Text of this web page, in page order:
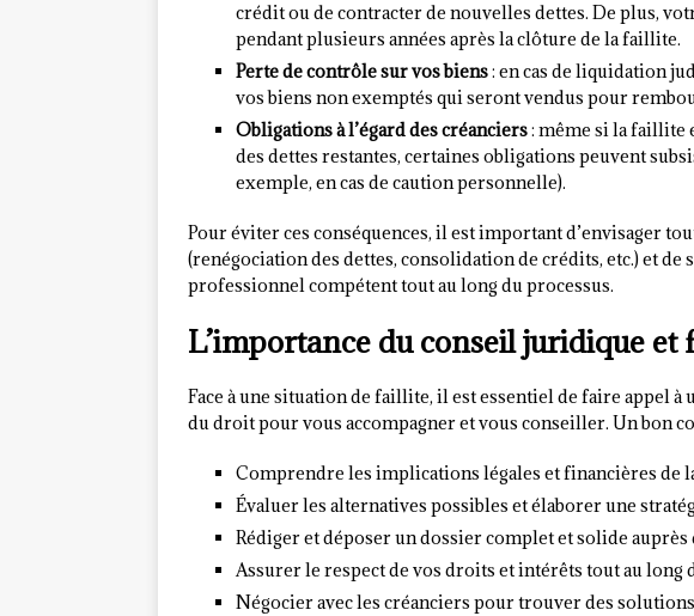
crédit ou de contracter de nouvelles dettes. De plus,
pendant plusieurs années après la clôture de la faillite.
Perte de contrôle sur vos biens: en cas de liquidation
vos biens non exemptés qui seront vendus pour
Obligations à l’égard des créanciers: même si la faillite
des dettes restantes, certaines obligations peuvent
exemple, en cas de caution personnelle).
Pour éviter ces conséquences, il est important d’envisager
(renégociation des dettes, consolidation de crédits, etc.) et de
professionnel compétent tout au long du processus.
L’importance du conseil juridique et
Face à une situation de faillite, il est essentiel de faire appel
du droit pour vous accompagner et vous conseiller. Un bon
Comprendre les implications légales et financières de
Évaluer les alternatives possibles et élaborer une
Rédiger et déposer un dossier complet et solide
Assurer le respect de vos droits et intérêts tout au long
Négocier avec les créanciers pour trouver des